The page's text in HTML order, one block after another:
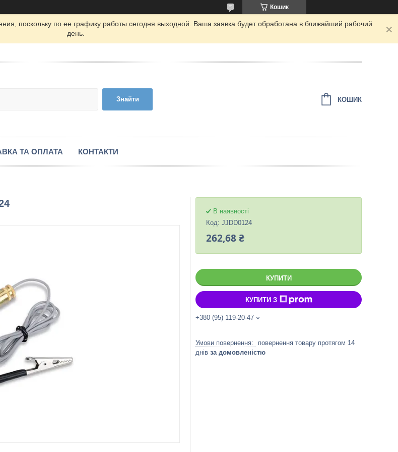
Кошик
поскольку по ее графику работы сегодня выходной. Ваша заявка будет обработана в ближайший рабочий
день.
Знайти КОШИК
ТА ОПЛАТА КОНТАКТИ
В наявності
Код: JJDD0124
262,68 ₴
КУПИТИ
КУПИТИ З
+380 (95) 119-20-47
повернення товару протягом 14
днів за домовленістю